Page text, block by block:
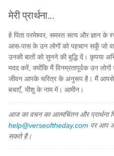
मेरी प्रार्थना...
हे पिता परमेश्वर, समस्त सत्य और ज्ञान के
आस-पास के उन लोगों को पहचान सकूँ जो
उनकी बातों को सुनने की बुद्धि दें। कृपया
मदद करें, क्योंकि मैं विनम्रतापूर्वक उन
जीवन आपके चरित्र के अनुरूप है। मैं आपसे
बचाएँ, यीशु के नाम में। आमीन।
आज का वचन का आत्मचिंतन और प्रार्थना
help@verseoftheday.com पर आप
सकते है।